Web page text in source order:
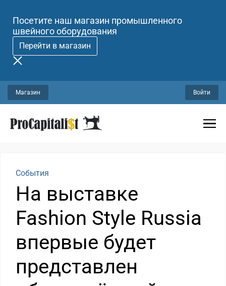
Посетите наш магазин промышленного
швейного оборудования
Перейти в магазин
Магазин Войти
События
На выставке
Fashion Style Russia
впервые будет
представлен